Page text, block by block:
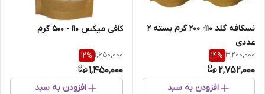
نسکافه گلد 110- 200 گرم بسته 2
عددی
3,200,000
14%
2,752,000
افزودن به سبد
کافی میکس 110 - 500 گرم
1,650,000
12%
1,450,000
افزودن به سبد